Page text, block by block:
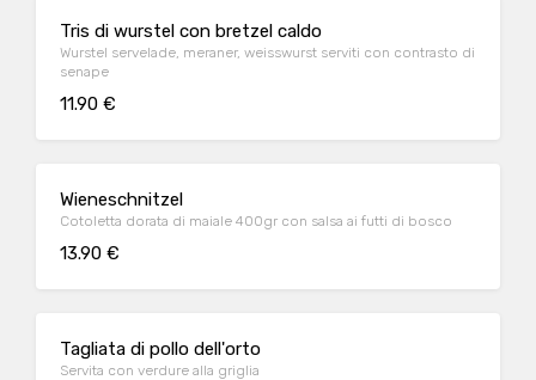
Tris di wurstel con bretzel caldo
Wurstel servelade, meraner, weisswurst serviti con contrasto di
senape
11.90 €
Wieneschnitzel
Cotoletta dorata di maiale 400gr con salsa ai futti di bosco
13.90 €
Tagliata di pollo dell'orto
Servita con verdure alla griglia